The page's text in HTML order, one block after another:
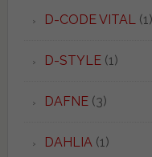
D-CODE VITAL(1)
D-STYLE(1)
DAFNE(3)
DAHLIA(1)